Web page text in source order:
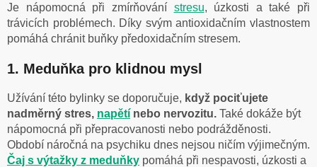
Je nápomocná při zmírňování stresu, úzkosti a také při
trávicích problémech. Díky svým antioxidačním vlastnostem
pomáhá chránit buňky předoxidačním stresem.
1. Meduňka pro klidnou mysl
Užívání této bylinky se doporučuje, když pociťujete
nadměrný stres, napětí nebo nervozitu. Také dokáže být
nápomocná při přepracovanosti nebo podrážděnosti.
Období náročná na psychiku dnes nejsou ničím výjimečným.
Čaj s výtažky z meduňky pomáhá při nespavosti, úzkosti a